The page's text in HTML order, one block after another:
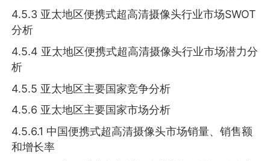
4.5.3 亚太地区便携式超高清摄像头行业市场SWOT
分析
4.5.4 亚太地区便携式超高清摄像头行业市场潜力分
析
4.5.5 亚太地区主要国家竞争分析
4.5.6 亚太地区主要国家市场分析
4.5.6.1 中国便携式超高清摄像头市场销量、销售额
和增长率